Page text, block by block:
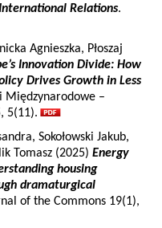
Relations.
Agnieszka, Płoszaj
Innovation Divide: How
Drives Growth in Less
Międzynarodowe –
5(11).
Sokołowski Jakub,
Tomasz (2025) Energy
housing
dramaturgical
of the Commons 19(1),